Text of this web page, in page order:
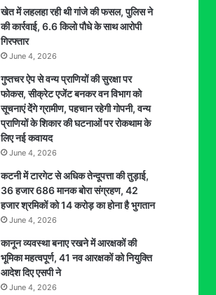
खेत में लहलहा रही थी गांजे की फसल, पुलिस ने
की कार्रवाई, 6.6 किलो पौधे के साथ आरोपी
गिरफ्तार
June 4, 2026
गुप्तचर ऐप से वन्य प्राणियों की सुरक्षा पर
फोकस, सीक्रेट एजेंट बनकर वन विभाग को
सूचनाएं देेंगे ग्रामीण, पहचान रहेगी गोपनी, वन्य
प्राणियों के शिकार की घटनाओं पर रोकथाम के
लिए नई कवायद
June 4, 2026
कटनी में टारगेट से अधिक तेन्दूपत्ता की तुड़ाई,
36 हजार 686 मानक बोरा संग्रहण, 42
हजार श्रमिकों को 14 करोड़ का होना है भुगतान
June 4, 2026
कानून व्यवस्था बनाए रखने में आरक्षकों की
भूमिका महत्वपूर्ण, 41 नव आरक्षकों को नियुक्ति
आदेश दिए एसपी ने
June 4, 2026